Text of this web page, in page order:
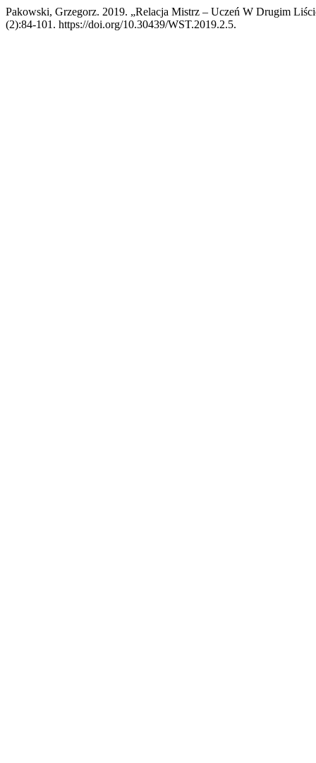
Pakowski, Grzegorz. 2019. „Relacja Mistrz – Uczeń W Drugim
(2):84-101. https://doi.org/10.30439/WST.2019.2.5.